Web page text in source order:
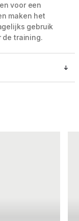
voor een
maken het
gebruik
de training.